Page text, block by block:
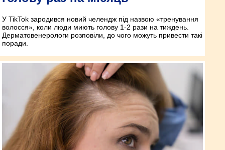
У TikTok зародився новий челендж під назвою «тренування
волосся», коли люди миють голову 1-2 рази на тиждень.
Дерматовенерологи розповіли, до чого можуть привести такі
поради.